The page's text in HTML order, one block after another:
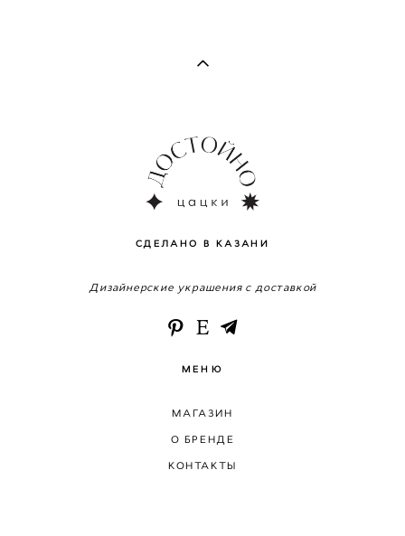
СДЕЛАНО В КАЗАНИ
Дизайнерские украшения с доставкой
МЕНЮ
МАГАЗИН
О БРЕНДЕ
КОНТАКТЫ